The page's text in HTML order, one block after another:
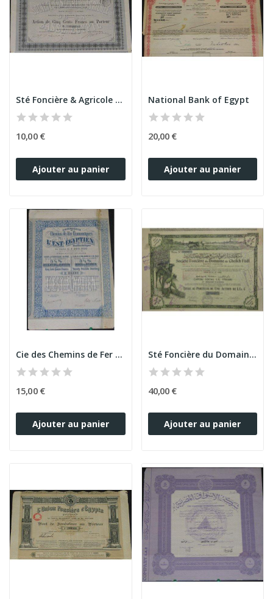
Sté Foncière & Agricole de la Basse Egypte
10,00 €
Ajouter au panier
National Bank of Egypt
20,00 €
Ajouter au panier
Cie des Chemins de Fer Economiques de l'Est...
15,00 €
Ajouter au panier
Sté Foncière du Domaine de Cheikh Fadl (Act)
40,00 €
Ajouter au panier